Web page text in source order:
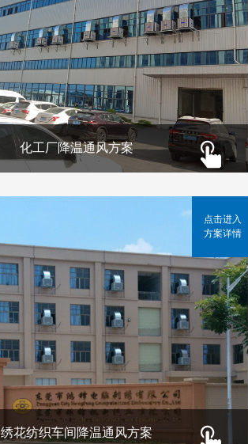
化工厂降温通风方案
绣花纺织车间降温通风方案
点击进入
方案详情